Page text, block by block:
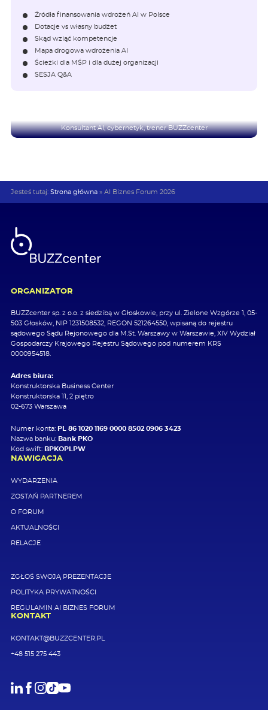
Źródła finansowania wdrożeń AI w Polsce
Dotacje vs własny budżet
Skąd wziąć kompetencje
Mapa drogowa wdrożenia AI
Ścieżki dla MŚP i dla dużej organizacji
SESJA Q&A
Konsultant AI, cybernetyk, trener BUZZcenter
Jesteś tutaj: Strona główna» AI Biznes Forum 2026
ORGANIZATOR
BUZZcenter sp. z o.o. z siedzibą w Głoskowie, przy ul. Zielone Wzgórze 1, 05-
503 Głosków, NIP 1231508532, REGON 521264550, wpisaną do rejestru
sądowego Sądu Rejonowego dla M.St. Warszawy w Warszawie, XIV Wydział
Gospodarczy Krajowego Rejestru Sądowego pod numerem KRS
0000954518.
Adres biura:
Konstruktorska Business Center
Konstruktorska 11, 2 piętro
02-673 Warszawa
Numer konta: PL 86 1020 1169 0000 8502 0906 3423
Nazwa banku: Bank PKO
Kod swift: BPKOPLPW
NAWIGACJA
WYDARZENIA
ZOSTAŃ PARTNEREM
O FORUM
AKTUALNOŚCI
RELACJE
ZGŁOŚ SWOJĄ PREZENTACJE
POLITYKA PRYWATNOŚCI
REGULAMIN AI BIZNES FORUM
KONTAKT
KONTAKT@BUZZCENTER.PL
+48 515 275 443
LinkedInFacebook
Instagram